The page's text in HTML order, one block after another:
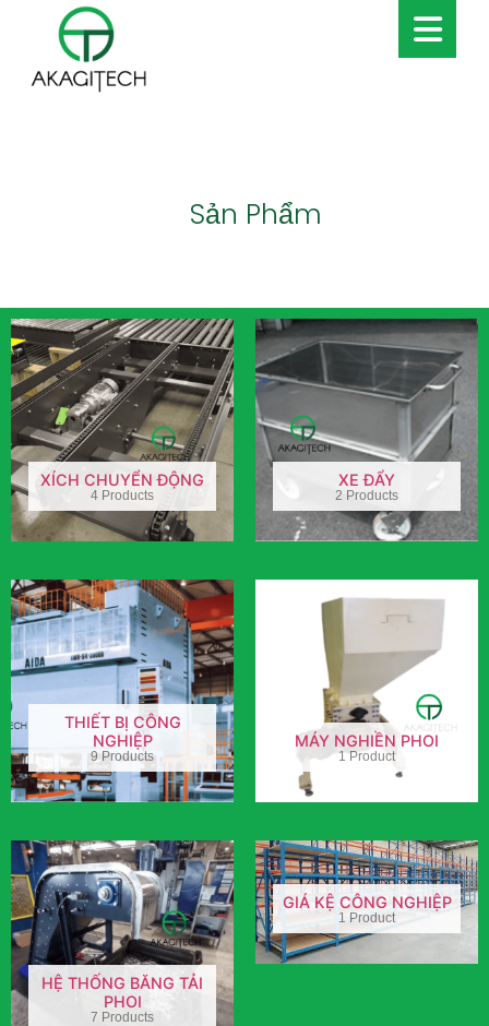
Sản Phẩm
XÍCH CHUYỂN ĐỘNG
4 Products
XE ĐẨY
2 Products
THIẾT BỊ CÔNG
NGHIỆP
9 Products
MÁY NGHIỀN PHOI
1 Product
HỆ THỐNG BĂNG TẢI
PHOI
7 Products
GIÁ KỆ CÔNG NGHIỆP
1 Product